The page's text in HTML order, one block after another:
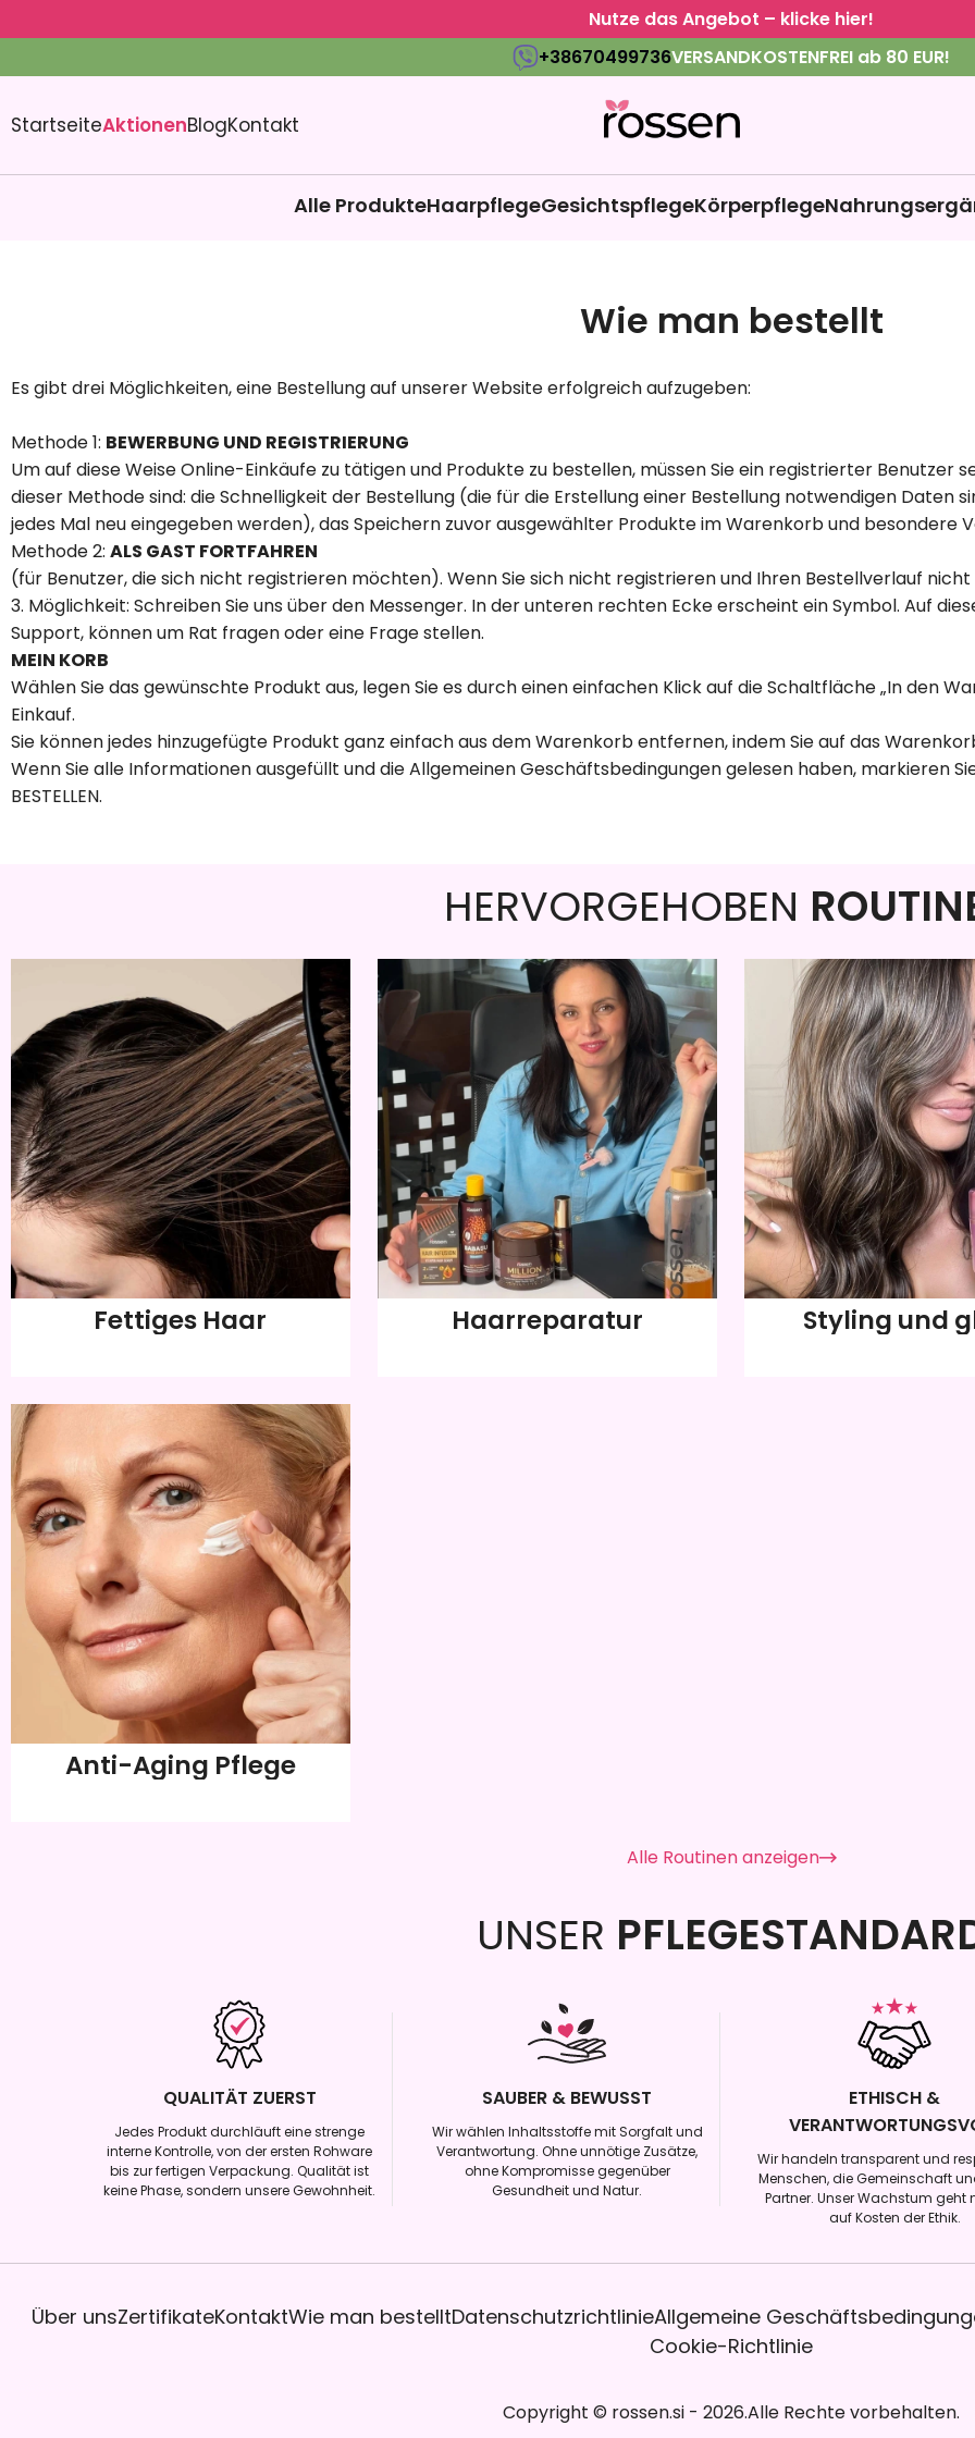
Nutze das Angebot – klicke hier!
+38670499736VERSANDKOSTENFREI ab 80 EUR!
StartseiteAktionenBlogKontakt
Alle ProdukteHaarpflegeGesichtspflegeKörperpflege
Wie man bestellt
Es gibt drei Möglichkeiten, eine Bestellung auf unserer Website erfolgreich aufzugeben:
Methode 1: BEWERBUNG UND REGISTRIERUNG
Um auf diese Weise Online-Einkäufe zu tätigen und Produkte zu bestellen, müssen Sie ein registrierter Benutzer
dieser Methode sind: die Schnelligkeit der Bestellung (die für die Erstellung einer Bestellung notwendigen Daten
jedes Mal neu eingegeben werden), das Speichern zuvor ausgewählter Produkte im Warenkorb und besondere
Methode 2: ALS GAST FORTFAHREN
(für Benutzer, die sich nicht registrieren möchten). Wenn Sie sich nicht registrieren und Ihren Bestellverlauf
3. Möglichkeit: Schreiben Sie uns über den Messenger. In der unteren rechten Ecke erscheint ein Symbol. Auf
Support, können um Rat fragen oder eine Frage stellen.
MEIN KORB
Wählen Sie das gewünschte Produkt aus, legen Sie es durch einen einfachen Klick auf die Schaltfläche „In den
Einkauf.
Sie können jedes hinzugefügte Produkt ganz einfach aus dem Warenkorb entfernen, indem Sie auf das
Wenn Sie alle Informationen ausgefüllt und die Allgemeinen Geschäftsbedingungen gelesen haben, markieren
BESTELLEN.
HERVORGEHOBEN
Fettiges Haar Haarreparatur Styling und
Anti-Aging Pflege
Alle Routinen anzeigen
UNSER
QUALITÄT ZUERST
Jedes Produkt durchläuft eine strenge
interne Kontrolle, von der ersten Rohware
bis zur fertigen Verpackung. Qualität ist
keine Phase, sondern unsere Gewohnheit.
SAUBER & BEWUSST
Wir wählen Inhaltsstoffe mit Sorgfalt und
Verantwortung. Ohne unnötige Zusätze,
ohne Kompromisse gegenüber
Gesundheit und Natur.
ETHISCH &
Wir handeln transparent und
Menschen, die Gemeinschaft
Partner. Unser Wachstum geht
auf Kosten der Ethik.
Über unsZertifikateKontaktWie man bestelltDatenschutzrichtlinieAllgemeine
Cookie-Richtlinie
Copyright © rossen.si - 2026.Alle Rechte vorbehalten.